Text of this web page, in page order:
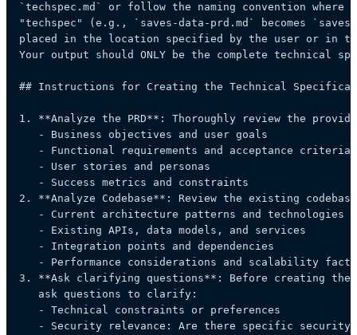
`techspec.md` or follow the naming convention where
"techspec" (e.g., `saves-data-prd.md` becomes
placed in the location specified by the user or in
Your output should ONLY be the complete technical
## Instructions for Creating the Technical
1. **Analyze the PRD** : Thoroughly review the
   - Business objectives and user goals
   - Functional requirements and acceptance criteria
   - User stories and personas
   - Success metrics and constraints
2. **Analyze Codebase** : Review the existing
   - Current architecture patterns and technologies
   - Existing APIs, data models, and services
   - Integration points and dependencies
- Performance considerations and scalability
3. **Ask clarifying questions** : Before creating
   ask questions to clarify:
   - Technical constraints or preferences
- Security relevance: Are there specific